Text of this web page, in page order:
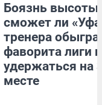
Боязнь высоты:
сможет ли
тренера
фаворита лиги и
удержаться на
месте